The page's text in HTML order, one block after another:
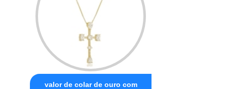
valor de colar de ouro com